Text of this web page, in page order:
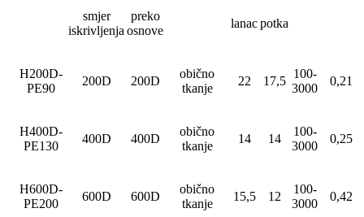
smjer
iskrivljenja
preko
osnove
lanacpotka
H200D-
PE90
200D 200D
obično
tkanje
22 17,5
100-
3000
0,21
H400D-
PE130
400D 400D
obično
tkanje
14 14
100-
3000
0,25
H600D-
PE200
600D 600D
obično
tkanje
15,5 12
100-
3000
0,42